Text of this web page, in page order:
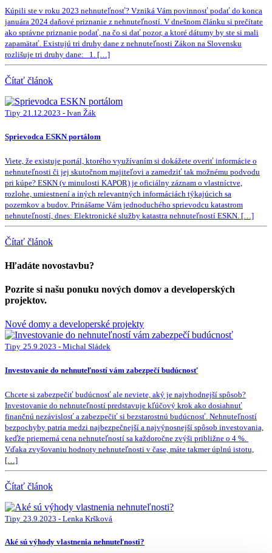
Kúpili ste v roku 2023 nehnuteľnosť? Vzniká Vám povinnosť podať do konca
januára 2024 daňové priznanie z nehnuteľností. V dnešnom článku si prečítate
ako správne priznanie podať, na čo si dať pozor, a ktoré dátumy by ste si mali
zapamätať. Existujú tri druhy dane z nehnuteľnosti Zákon na Slovensku
rozlišuje tri druhy dane: 1. […]
Čítať článok
Tipy 21.12.2023 - Ivan Žák
Sprievodca ESKN portálom
Viete, že existuje portál, ktorého využívaním si dokážete overiť informácie o
nehnuteľnosti či jej skutočnom majiteľovi a zamedziť tak možnému podvodu
pri kúpe? ESKN (v minulosti KAPOR) je oficiálny záznam o vlastníctve,
rozlohe, umiestnení a iných relevantných informáciách týkajúcich sa
pozemkov a budov. Prinášame Vám jednoduchého sprievodcu katastrom
nehnuteľností, dnes: Elektronické služby katastra nehnuteľností ESKN. […]
Čítať článok
Hľadáte novostavbu?
Pozrite si našu ponuku nových domov a developerských
projektov.
Nové domy a developerské projekty
Tipy 25.9.2023 - Michal Sládek
Investovanie do nehnuteľností vám zabezpečí budúcnosť
Chcete si zabezpečiť budúcnosť ale neviete, aký je najvhodnejší spôsob?
Investovanie do nehnuteľností predstavuje kľúčový krok ako dosiahnuť
finančnú nezávislosť a zabezpečiť si bezstarostnú budúcnosť. Nehnuteľností
bezpochyby patria medzi najbezpečnejší a najvýnosnejší spôsob investovania,
keďže priemerná cena nehnuteľností sa každoročne zvýši približne o 4 %.
Vďaka zvyšovaniu hodnoty nehnuteľnosti v čase, máte takmer úplnú istotu,
[…]
Čítať článok
Tipy 23.9.2023 - Lenka Kršková
Aké sú výhody vlastnenia nehnuteľnosti?